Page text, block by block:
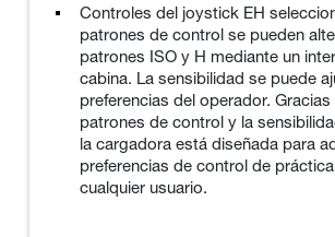
Controles del joystick EH
patrones de control se pueden
patrones ISO y H mediante un
cabina. La sensibilidad se puede
preferencias del operador. Gracias
patrones de control y la
la cargadora está diseñada para
preferencias de control de
cualquier usuario.